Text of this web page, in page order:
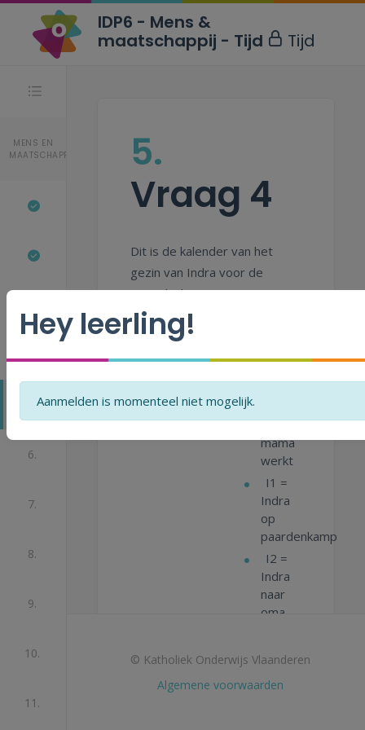
MENS EN
MAATSCHAPPIJ
6.
7.
8.
9.
10.
11.
5.
Vraag 4
Dit is de kalender van het
gezin van Indra voor de
maand juli.
P =
papa
M =
mama
werkt
I1 =
Indra
op
paardenkamp
I2 =
Indra
naar
oma
Juist of fout?
© Katholiek Onderwijs Vlaanderen
Algemene voorwaarden
IDP6 - Mens &
maatschappij - Tijd
Tijd
Hey leerling!
Aanmelden is momenteel niet mogelijk.